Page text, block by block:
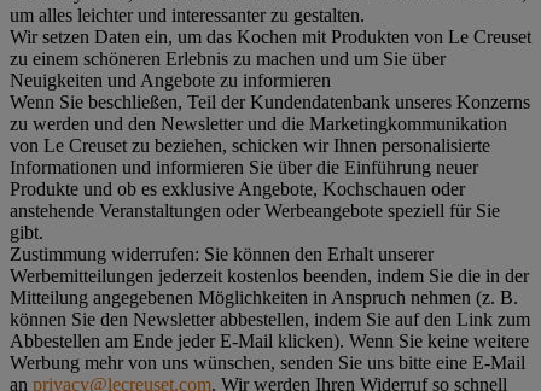
um alles leichter und interessanter zu gestalten.
Wir setzen Daten ein, um das Kochen mit Produkten von Le Creuset
zu einem schöneren Erlebnis zu machen und um Sie über
Neuigkeiten und Angebote zu informieren
Wenn Sie beschließen, Teil der Kundendatenbank unseres Konzerns
zu werden und den Newsletter und die Marketingkommunikation
von Le Creuset zu beziehen, schicken wir Ihnen personalisierte
Informationen und informieren Sie über die Einführung neuer
Produkte und ob es exklusive Angebote, Kochschauen oder
anstehende Veranstaltungen oder Werbeangebote speziell für Sie
gibt.
Zustimmung widerrufen: Sie können den Erhalt unserer
Werbemitteilungen jederzeit kostenlos beenden, indem Sie die in der
Mitteilung angegebenen Möglichkeiten in Anspruch nehmen (z. B.
können Sie den Newsletter abbestellen, indem Sie auf den Link zum
Abbestellen am Ende jeder E-Mail klicken). Wenn Sie keine weitere
Werbung mehr von uns wünschen, senden Sie uns bitte eine E-Mail
an privacy@lecreuset.com. Wir werden Ihren Widerruf so schnell